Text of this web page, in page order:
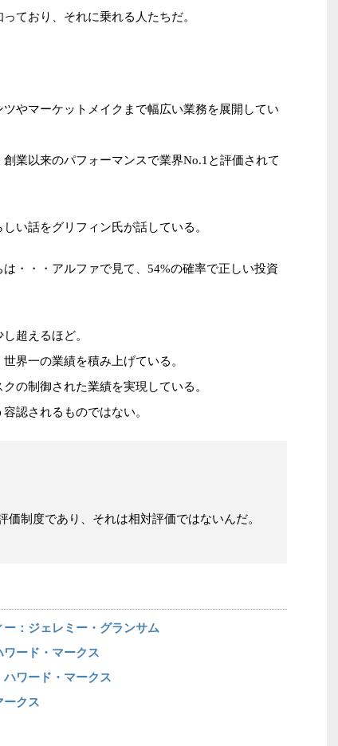
ており、それに乗れる人たちだ。
やマーケットメイクまで幅広い業務を展開してい
業以来のパフォーマンスで業界No.1と評価されて
い話をグリフィン氏が話している。
・・・アルファで見て、54%の確率で正しい投資
超えるほど。
界一の業績を積み上げている。
の制御された業績を実現している。
認されるものではない。
制度であり、それは相対評価ではないんだ。
：ジェレミー・グランサム
ード・マークス
ワード・マークス
ークス